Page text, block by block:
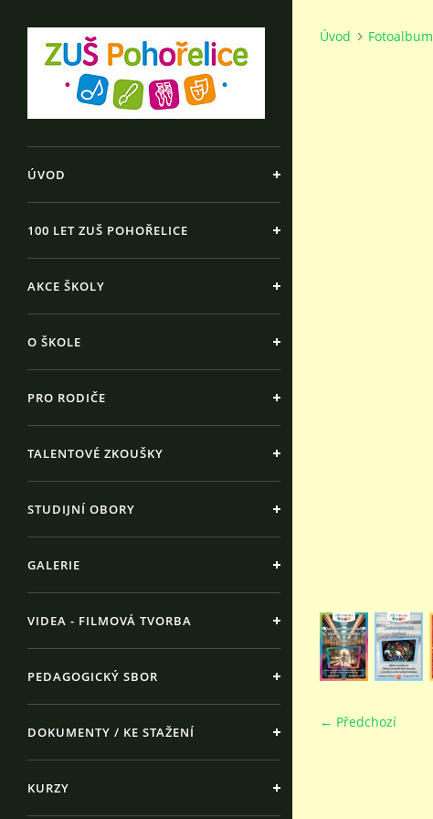
ÚVOD
100 LET ZUŠ POHOŘELICE
AKCE ŠKOLY
O ŠKOLE
PRO RODIČE
TALENTOVÉ ZKOUŠKY
STUDIJNÍ OBORY
GALERIE
VIDEA - FILMOVÁ TVORBA
PEDAGOGICKÝ SBOR
DOKUMENTY / KE STAŽENÍ
KURZY
Úvod Fotoalbum
← Předchozí